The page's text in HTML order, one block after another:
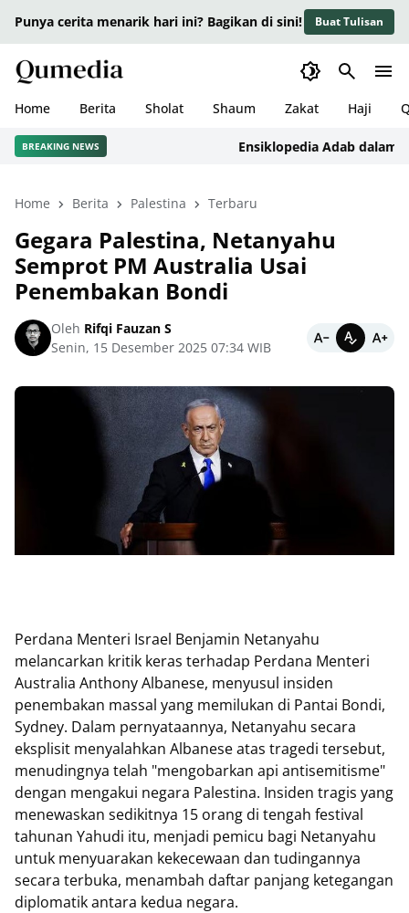
Punya cerita menarik hari ini? Bagikan di sini! Buat Tulisan
Home Berita Sholat Shaum Zakat Haji
BREAKING NEWS Ensiklopedia Adab dalam
Home Berita Palestina Terbaru
Gegara Palestina, Netanyahu
Semprot PM Australia Usai
Penembakan Bondi
Oleh Rifqi Fauzan S
Senin, 15 Desember 2025 07:34 WIB
Perdana Menteri Israel Benjamin Netanyahu
melancarkan kritik keras terhadap Perdana Menteri
Australia Anthony Albanese, menyusul insiden
penembakan massal yang memilukan di Pantai Bondi,
Sydney. Dalam pernyataannya, Netanyahu secara
eksplisit menyalahkan Albanese atas tragedi tersebut,
menudingnya telah "mengobarkan api antisemitisme"
dengan mengakui negara Palestina. Insiden tragis yang
menewaskan sedikitnya 15 orang di tengah festival
tahunan Yahudi itu, menjadi pemicu bagi Netanyahu
untuk menyuarakan kekecewaan dan tudingannya
secara terbuka, menambah daftar panjang ketegangan
diplomatik antara kedua negara.